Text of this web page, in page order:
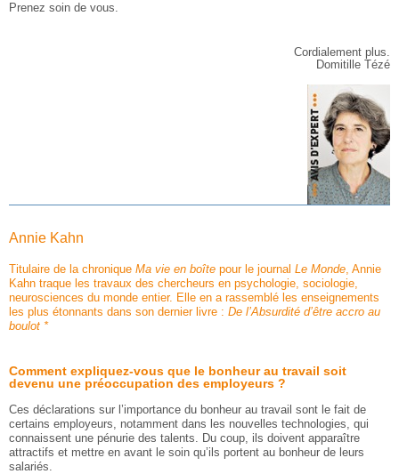
Prenez soin de vous.
Cordialement plus.
Domitille Tézé
Annie Kahn
Titulaire de la chronique Ma vie en boîte pour le journal Le Monde, Annie
Kahn traque les travaux des chercheurs en psychologie, sociologie,
neurosciences du monde entier. Elle en a rassemblé les enseignements
les plus étonnants dans son dernier livre : De l’Absurdité d’être accro au
boulot *
Comment expliquez-vous que le bonheur au travail soit
devenu une préoccupation des employeurs ?
Ces déclarations sur l’importance du bonheur au travail sont le fait de
certains employeurs, notamment dans les nouvelles technologies, qui
connaissent une pénurie des talents. Du coup, ils doivent apparaître
attractifs et mettre en avant le soin qu’ils portent au bonheur de leurs
salariés.